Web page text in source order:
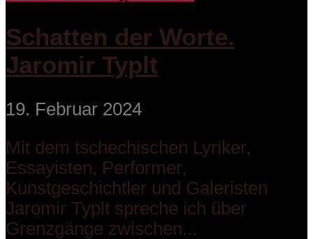
Schatten der Worte.
Jaromir Typlt
19. Februar 2024
Mit dem tschechischen Lyriker,
Essayisten, Performer,
Kunstgeschichtler und Galeristen
Jaromir Typlt spreche ich über
Grenzgänge zwischen...